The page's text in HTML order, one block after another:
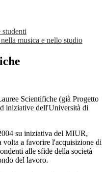
musica e nello studio
Scientifiche (già Progetto
iniziative dell'Università di
su iniziativa del MIUR,
volta a favorire l'acquisizione di
alle sfide della società
del lavoro.